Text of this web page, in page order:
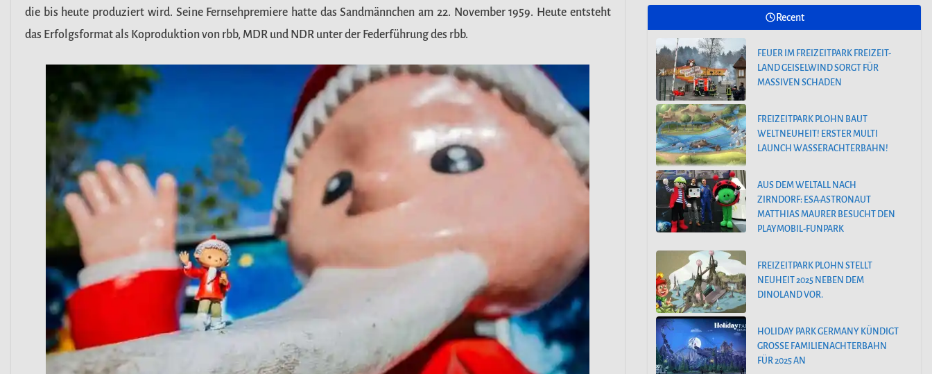
die bis heute produziert wird. Seine Fernsehpremiere hatte das Sandmännchen am 22. November 1959. Heute entsteht
das Erfolgsformat als Koproduktion von rbb, MDR und NDR unter der Federführung des rbb.
SAISONSTART IM PLAYMOBIL-
FUNPARK
FEUER IM FREIZEITPARK FREIZEIT-
LAND GEISELWIND SORGT FÜR
MASSIVEN SCHADEN
Recent
FEUER IM FREIZEITPARK FREIZEIT-
LAND GEISELWIND SORGT FÜR
MASSIVEN SCHADEN
FREIZEITPARK PLOHN BAUT
WELTNEUHEIT! ERSTER MULTI
LAUNCH WASSERACHTERBAHN!
AUS DEM WELTALL NACH
ZIRNDORF: ESA-ASTRONAUT
MATTHIAS MAURER BESUCHT DEN
PLAYMOBIL-FUNPARK
FREIZEITPARK PLOHN STELLT
NEUHEIT 2025 NEBEN DEM
DINOLAND VOR.
HOLIDAY PARK GERMANY KÜNDIGT
GROSSE FAMILIENACHTERBAHN F
ÜR 2025 AN